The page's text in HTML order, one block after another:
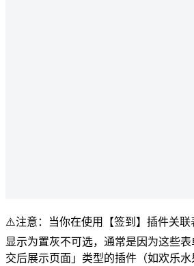
⚠️注意：当你在使用【签到】插件关
显示为置灰不可选，通常是因为这些
交后展示页面」类型的插件（如欢乐